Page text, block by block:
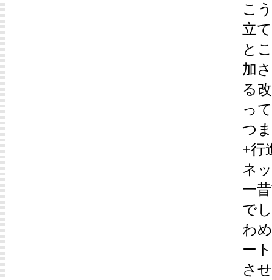
こ
立
と
加
る
っ
つ
+行
ネ
一
で
わ
ー
さ